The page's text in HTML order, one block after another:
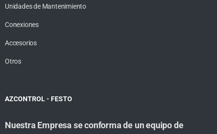
Unidades de Mantenimiento
Conexiones
Accesorios
Otros
AZCONTROL - FESTO
Nuestra Empresa se conforma de un equipo de